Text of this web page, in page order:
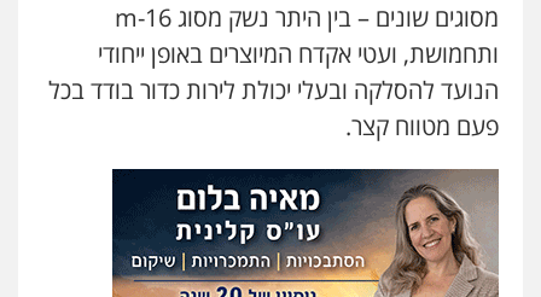
מסוגים שונים – בין היתר נשק מסוג m-16
ותחמושת, ועטי אקדח המיוצרים באופן ייחודי
הנועד להסלקה ובעלי יכולת לירות כדור בודד בכל
פעם מטווח קצר.